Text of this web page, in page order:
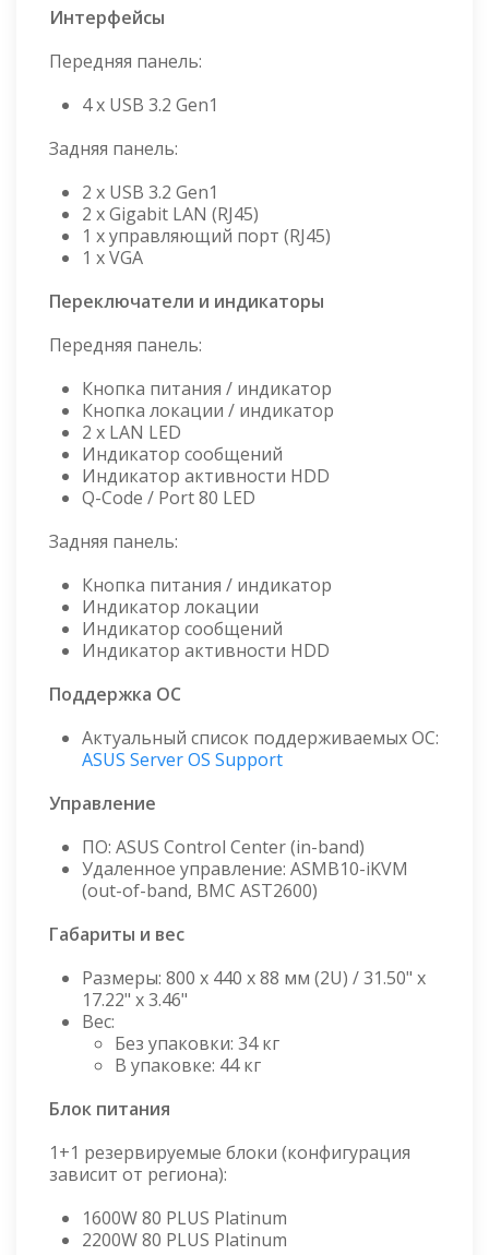
Интерфейсы
Передняя панель:
4 x USB 3.2 Gen1
Задняя панель:
2 x USB 3.2 Gen1
2 x Gigabit LAN (RJ45)
1 x управляющий порт (RJ45)
1 x VGA
Переключатели и индикаторы
Передняя панель:
Кнопка питания / индикатор
Кнопка локации / индикатор
2 x LAN LED
Индикатор сообщений
Индикатор активности HDD
Q-Code / Port 80 LED
Задняя панель:
Кнопка питания / индикатор
Индикатор локации
Индикатор сообщений
Индикатор активности HDD
Поддержка ОС
Актуальный список поддерживаемых ОС:
ASUS Server OS Support
Управление
ПО: ASUS Control Center (in-band)
Удаленное управление: ASMB10-iKVM
(out-of-band, BMC AST2600)
Габариты и вес
Размеры: 800 x 440 x 88 мм (2U) / 31.50" x
17.22" x 3.46"
Вес:
Без упаковки: 34 кг
В упаковке: 44 кг
Блок питания
1+1 резервируемые блоки (конфигурация
зависит от региона):
1600W 80 PLUS Platinum
2200W 80 PLUS Platinum